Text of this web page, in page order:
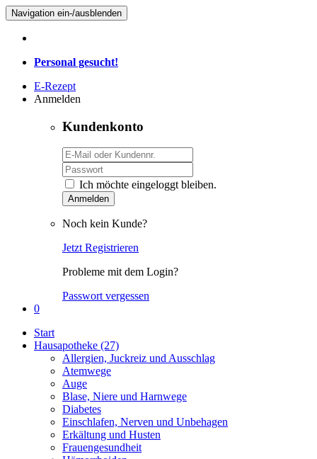
Navigation ein-/ausblenden
Personal gesucht!
E-Rezept
Anmelden
Kundenkonto
Ich möchte eingeloggt bleiben.
Anmelden
Noch kein Kunde?
Jetzt Registrieren
Probleme mit dem Login?
Passwort vergessen
0
Start
Hausapotheke (27)
Allergien, Juckreiz und Ausschlag
Atemwege
Auge
Blase, Niere und Harnwege
Diabetes
Einschlafen, Nerven und Unbehagen
Erkältung und Husten
Frauengesundheit